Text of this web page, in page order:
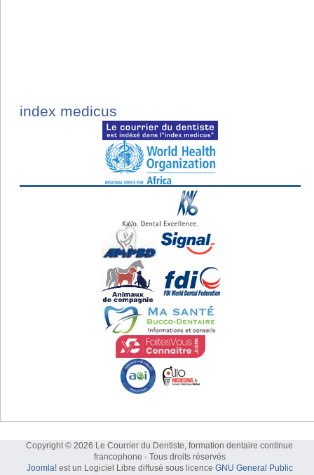
index medicus
Copyright © 2026 Le Courrier du Dentiste, formation dentaire continue
francophone - Tous droits réservés
Joomla!est un Logiciel Libre diffusé sous licence GNU General Public